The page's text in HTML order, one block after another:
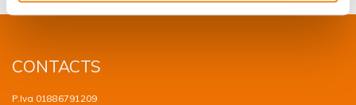
CONTACTS
P.Iva 01886791209